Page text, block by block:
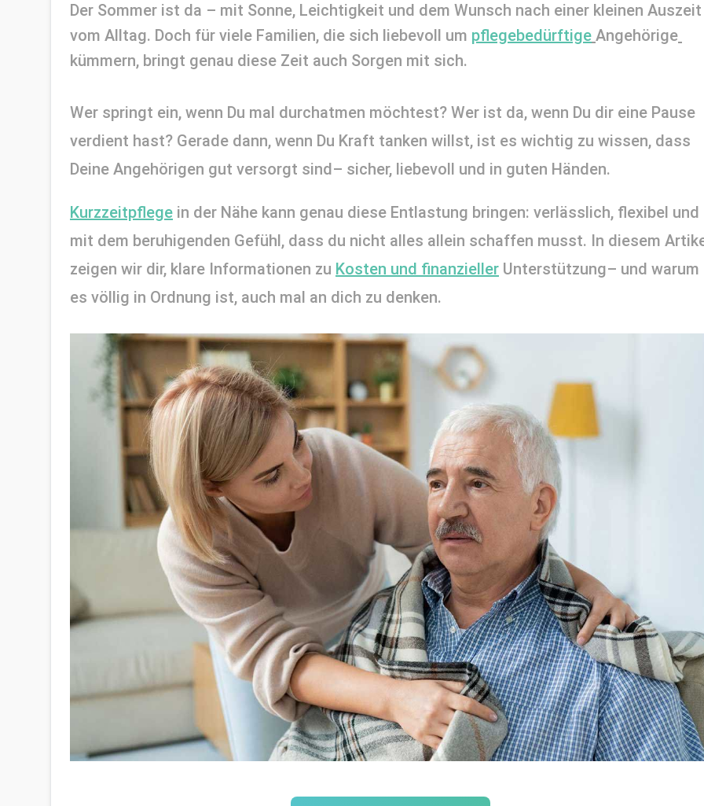
Der Sommer ist da – mit Sonne, Leichtigkeit und dem Wunsch nach einer kleinen Auszeit
vom Alltag. Doch für viele Familien, die sich liebevoll um pflegebedürftige Angehörige
kümmern, bringt genau diese Zeit auch Sorgen mit sich.
Wer springt ein, wenn Du mal durchatmen möchtest? Wer ist da, wenn Du dir eine Pause
verdient hast? Gerade dann, wenn Du Kraft tanken willst, ist es wichtig zu wissen, dass
Deine Angehörigen gut versorgt sind– sicher, liebevoll und in guten Händen.
Kurzzeitpflege in der Nähe kann genau diese Entlastung bringen: verlässlich, flexibel und
mit dem beruhigenden Gefühl, dass du nicht alles allein schaffen musst. In diesem
zeigen wir dir, klare Informationen zu Kosten und finanzieller Unterstützung– und warum
es völlig in Ordnung ist, auch mal an dich zu denken.